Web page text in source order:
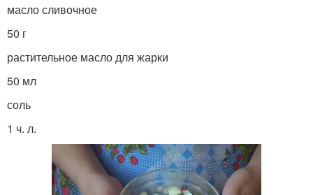
масло сливочное
50 г
растительное масло для жарки
50 мл
соль
1 ч. л.